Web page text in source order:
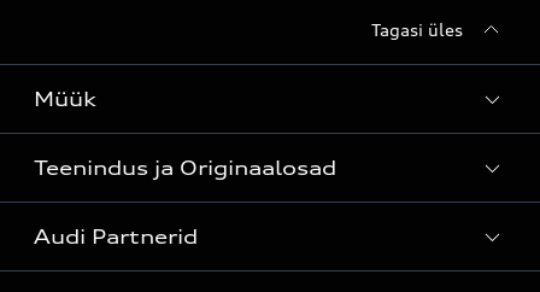
Tagasi üles
Müük
Kõik mudelid
Teenindus ja Originaalosad
Teenindus
Audi Partnerid